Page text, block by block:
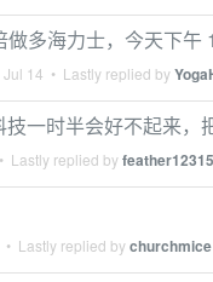
做多海力士，今天下午
Jul 14 • Lastly replied by
一时半会好不起来，
• Lastly replied byfeather12315
• Lastly replied bychurchmice